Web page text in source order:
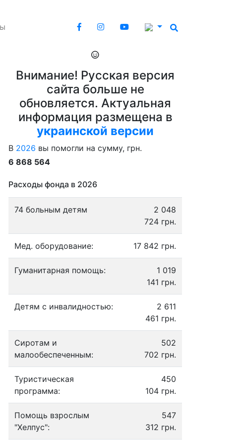
Внимание! Русская версия
сайта больше не
обновляется. Актуальная
информация размещена в
украинской версии
В 2026 вы помогли на сумму, грн.
6 868 564
Расходы фонда в 2026
74 больным детям
2 048
724 грн.
Мед. оборудование: 17 842 грн.
Гуманитарная помощь:
1 019
141 грн.
Детям с инвалидностью:
2 611
461 грн.
Сиротам и
малообеспеченным:
502
702 грн.
Туристическая
программа:
450
104 грн.
Помощь взрослым
"Хелпус":
547
312 грн.